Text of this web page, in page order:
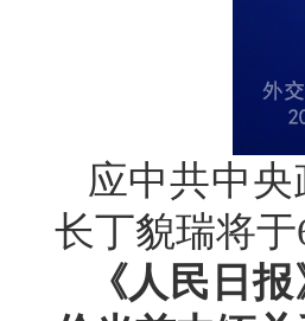
应中共中
长丁貌瑞将
《人民日